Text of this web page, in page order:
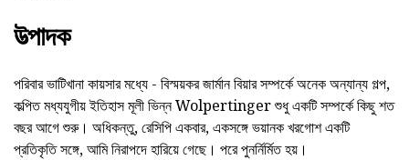
উত্পাদক
পরিবার ভাটিখানা কায়সার মধ্যে - বিস্ময়কর জার্মান বিয়ার সম্পর্কে অনেক অন্যান্য গল্প,
কল্পিত মধ্যযুগীয় ইতিহাস মূলী ভিন্ন Wolpertinger শুধু একটি সম্পর্কে কিছু শত
বছর আগে শুরু। অধিকন্তু, রেসিপি একবার, একসঙ্গে ভয়ানক খরগোশ একটি
প্রতিকৃতি সঙ্গে, আমি নিরাপদে হারিয়ে গেছে। পরে পুনর্নির্মিত হয়।